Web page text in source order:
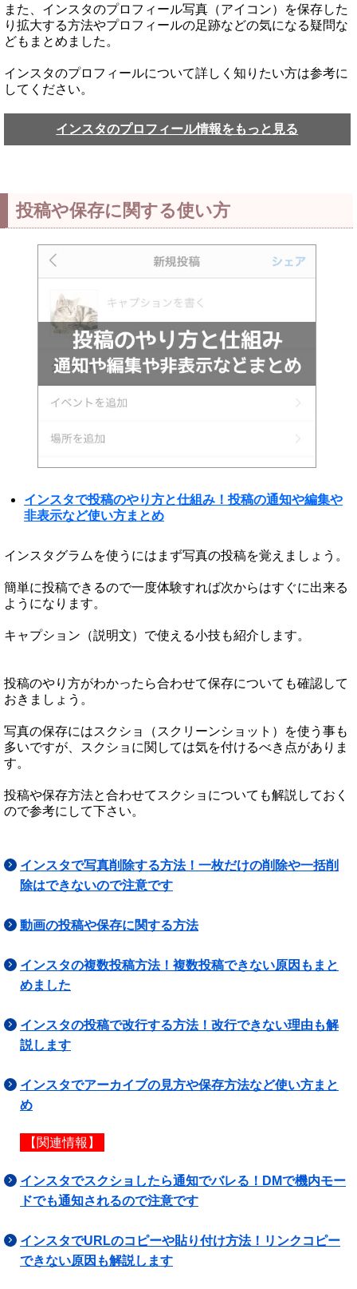
また、インスタのプロフィール写真（アイコン）を保存した
り拡大する方法やプロフィールの足跡などの気になる疑問な
どもまとめました。
インスタのプロフィールについて詳しく知りたい方は参考に
してください。
インスタのプロフィール情報をもっと見る
投稿や保存に関する使い方
インスタで投稿のやり方と仕組み！投稿の通知や編集や
非表示など使い方まとめ
インスタグラムを使うにはまず写真の投稿を覚えましょう。
簡単に投稿できるので一度体験すれば次からはすぐに出来る
ようになります。
キャプション（説明文）で使える小技も紹介します。
投稿のやり方がわかったら合わせて保存についても確認して
おきましょう。
写真の保存にはスクショ（スクリーンショット）を使う事も
多いですが、スクショに関しては気を付けるべき点がありま
す。
投稿や保存方法と合わせてスクショについても解説しておく
ので参考にして下さい。
インスタで写真削除する方法！一枚だけの削除や一括削
除はできないので注意です
動画の投稿や保存に関する方法
インスタの複数投稿方法！複数投稿できない原因もまと
めました
インスタの投稿で改行する方法！改行できない理由も解
説します
インスタでアーカイブの見方や保存方法など使い方まと
め
【関連情報】
インスタでスクショしたら通知でバレる！DMで機内モー
ドでも通知されるので注意です
インスタでURLのコピーや貼り付け方法！リンクコピー
できない原因も解説します